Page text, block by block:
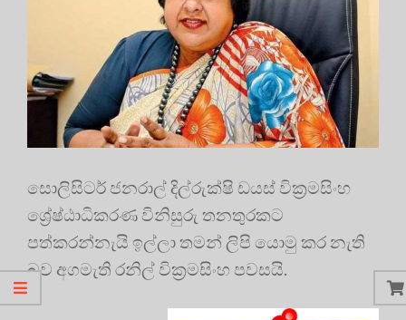
සොලිසිටර් ජනරාල් දිල්රුක්ෂි ඩයස් වික්‍රමසිංහ
ශ්‍රේෂ්ඨාධිකරණ විනිසුරු තනතුරකට
පත්කරන්නැයි ඉල්ලා තමන් ලිපි යොමු කර නැති
බව අගමැති රනිල් වික්‍රමසිංහ පවසයි.